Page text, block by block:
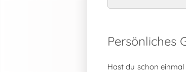
Persönliches
Hast du schon